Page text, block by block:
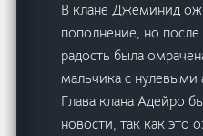
В клане Джеминид
пополнение, но после
радость была
мальчика с нулевыми
Глава клана Адейро
новости, так как это